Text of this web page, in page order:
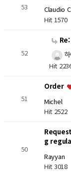
53
Claudio
Hit
52
하
Hit
51
Order
Michel
Hit
50
g
Rayyan
Hit